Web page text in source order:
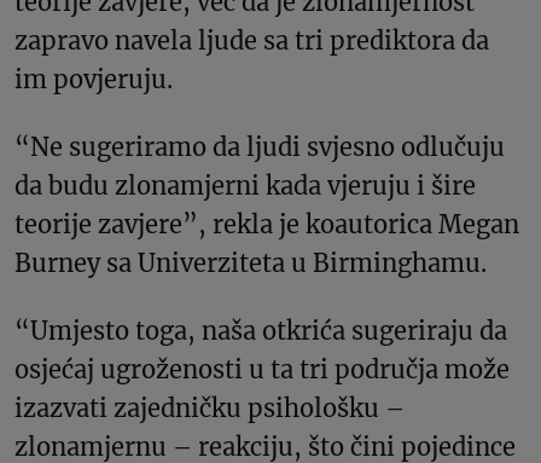
zapravo navela ljude sa tri prediktora da
im povjeruju.
“Ne sugeriramo da ljudi svjesno odlučuju
da budu zlonamjerni kada vjeruju i šire
teorije zavjere”, rekla je koautorica Megan
Burney sa Univerziteta u Birminghamu.
“Umjesto toga, naša otkrića sugeriraju da
osjećaj ugroženosti u ta tri područja može
izazvati zajedničku psihološku –
zlonamjernu – reakciju, što čini pojedince